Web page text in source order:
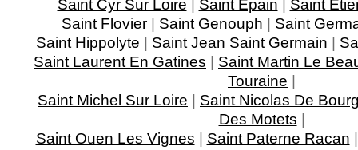
Saint Cyr Sur Loire | Saint Epain | Saint
Saint Flovier | Saint Genouph | Saint
Saint Hippolyte | Saint Jean Saint Germain |
Saint Laurent En Gatines | Saint Martin Le
Touraine |
Saint Michel Sur Loire | Saint Nicolas De
Des Motets |
Saint Ouen Les Vignes | Saint Paterne Racan